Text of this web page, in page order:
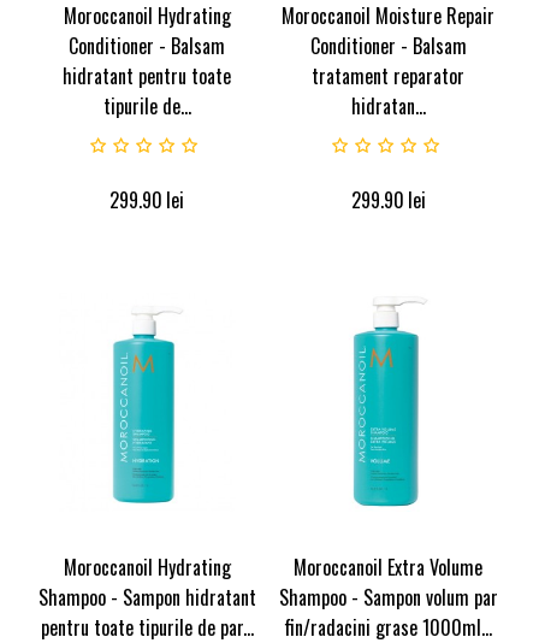
Moroccanoil Hydrating
Conditioner - Balsam
hidratant pentru toate
tipurile de...
299.90 lei
Moroccanoil Moisture Repair
Conditioner - Balsam
tratament reparator
hidratan...
299.90 lei
Moroccanoil Hydrating
Shampoo - Sampon hidratant
pentru toate tipurile de par...
Moroccanoil Extra Volume
Shampoo - Sampon volum par
fin/radacini grase 1000ml...